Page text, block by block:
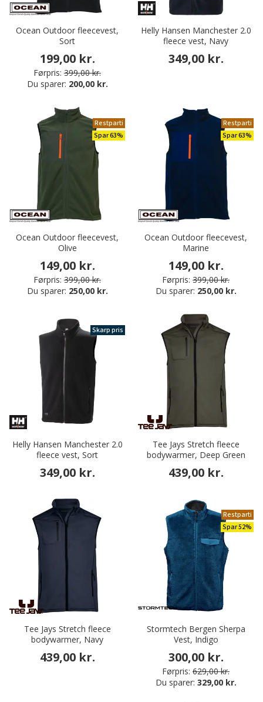
Ocean Outdoor fleecevest,
Sort
199,00 kr.
Førpris: 399,00 kr.
Du sparer: 200,00 kr.
Helly Hansen Manchester 2.0
fleece vest, Navy
349,00 kr.
Restparti
Spar 63%
Ocean Outdoor fleecevest,
Olive
149,00 kr.
Førpris: 399,00 kr.
Du sparer: 250,00 kr.
Restparti
Spar 63%
Ocean Outdoor fleecevest,
Marine
149,00 kr.
Førpris: 399,00 kr.
Du sparer: 250,00 kr.
Skarp pris
Helly Hansen Manchester 2.0
fleece vest, Sort
349,00 kr.
Tee Jays Stretch fleece
bodywarmer, Deep Green
439,00 kr.
Tee Jays Stretch fleece
bodywarmer, Navy
439,00 kr.
Restparti
Spar 52%
Stormtech Bergen Sherpa
Vest, Indigo
300,00 kr.
Førpris: 629,00 kr.
Du sparer: 329,00 kr.